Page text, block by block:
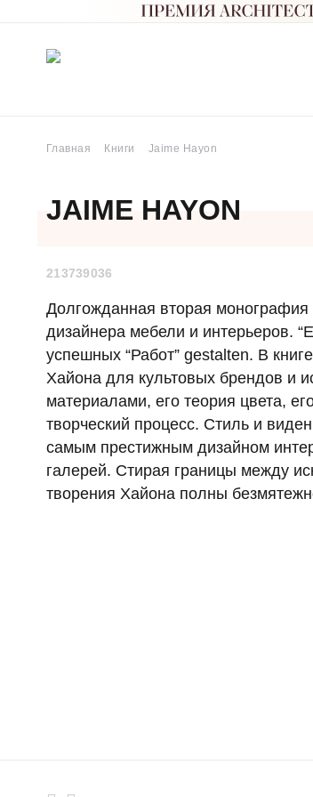
Главная Книги Jaime Hayon
JAIME HAYON
213739036
Долгожданная вторая
дизайнера мебели и интерьеров.
успешных “Работ” gestalten. В
Хайона для культовых брендов и
материалами, его теория цвета,
творческий процесс. Стиль и
самым престижным дизайном
галерей. Стирая границы между
творения Хайона полны